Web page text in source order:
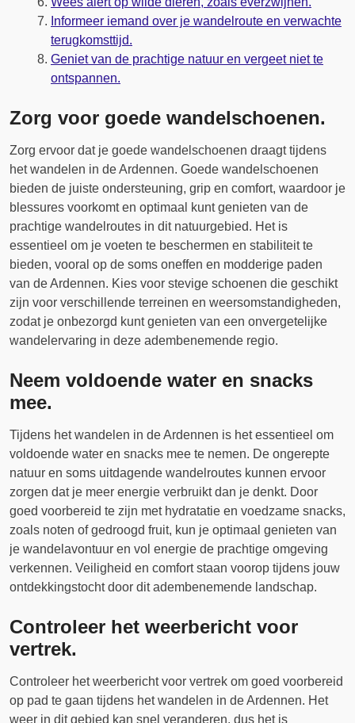
Informeer iemand over je wandelroute en verwachte
terugkomsttijd.
Geniet van de prachtige natuur en vergeet niet te
ontspannen.
Zorg voor goede wandelschoenen.
Zorg ervoor dat je goede wandelschoenen draagt tijdens
het wandelen in de Ardennen. Goede wandelschoenen
bieden de juiste ondersteuning, grip en comfort, waardoor je
blessures voorkomt en optimaal kunt genieten van de
prachtige wandelroutes in dit natuurgebied. Het is
essentieel om je voeten te beschermen en stabiliteit te
bieden, vooral op de soms oneffen en modderige paden
van de Ardennen. Kies voor stevige schoenen die geschikt
zijn voor verschillende terreinen en weersomstandigheden,
zodat je onbezorgd kunt genieten van een onvergetelijke
wandelervaring in deze adembenemende regio.
Neem voldoende water en snacks
mee.
Tijdens het wandelen in de Ardennen is het essentieel om
voldoende water en snacks mee te nemen. De ongerepte
natuur en soms uitdagende wandelroutes kunnen ervoor
zorgen dat je meer energie verbruikt dan je denkt. Door
goed voorbereid te zijn met hydratatie en voedzame snacks,
zoals noten of gedroogd fruit, kun je optimaal genieten van
je wandelavontuur en vol energie de prachtige omgeving
verkennen. Veiligheid en comfort staan voorop tijdens jouw
ontdekkingstocht door dit adembenemende landschap.
Controleer het weerbericht voor
vertrek.
Controleer het weerbericht voor vertrek om goed voorbereid
op pad te gaan tijdens het wandelen in de Ardennen. Het
weer in dit gebied kan snel veranderen, dus het is